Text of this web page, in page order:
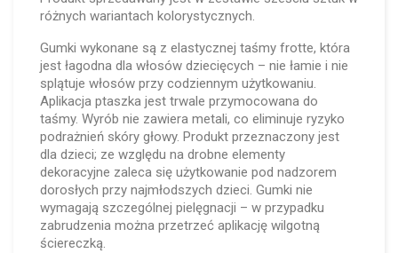
różnych wariantach kolorystycznych.
Gumki wykonane są z elastycznej taśmy frotte, która
jest łagodna dla włosów dziecięcych – nie łamie i nie
splątuje włosów przy codziennym użytkowaniu.
Aplikacja ptaszka jest trwale przymocowana do
taśmy. Wyrób nie zawiera metali, co eliminuje ryzyko
podrażnień skóry głowy. Produkt przeznaczony jest
dla dzieci; ze względu na drobne elementy
dekoracyjne zaleca się użytkowanie pod nadzorem
dorosłych przy najmłodszych dzieci. Gumki nie
wymagają szczególnej pielęgnacji – w przypadku
zabrudzenia można przetrzeć aplikację wilgotną
ściereczką.